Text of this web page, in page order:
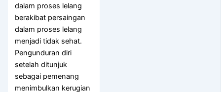
dalam proses lelang
berakibat persaingan
dalam proses lelang
menjadi tidak sehat.
Pengunduran diri
setelah ditunjuk
sebagai pemenang
menimbulkan kerugian